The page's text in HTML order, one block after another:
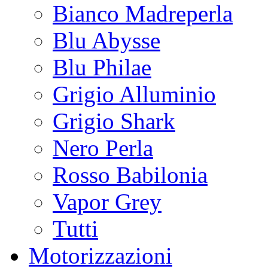
Bianco Madreperla
Blu Abysse
Blu Philae
Grigio Alluminio
Grigio Shark
Nero Perla
Rosso Babilonia
Vapor Grey
Tutti
Motorizzazioni